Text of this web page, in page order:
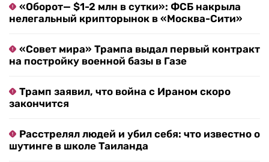
«Оборот— $1-2 млн в сутки»: ФСБ накрыла
нелегальный крипторынок в «Москва-Сити»
«Совет мира» Трампа выдал первый контракт
на постройку военной базы в Газе
Трамп заявил, что война с Ираном скоро
закончится
Расстрелял людей и убил себя: что известно о
шутинге в школе Таиланда